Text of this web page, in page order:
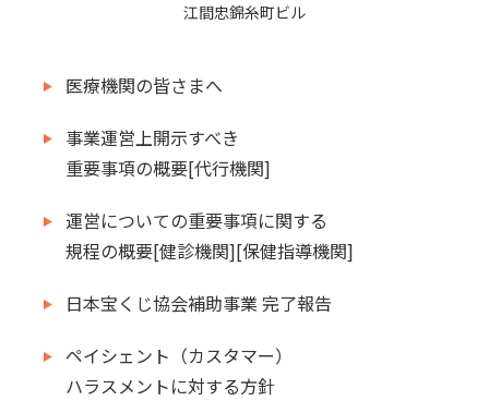
江間忠錦糸町ビル
医療機関の皆さまへ
事業運営上開示すべき
重要事項の概要[代行機関]
運営についての重要事項に関する
規程の概要[健診機関][保健指導機関]
日本宝くじ協会補助事業 完了報告
ペイシェント（カスタマー）
ハラスメントに対する方針